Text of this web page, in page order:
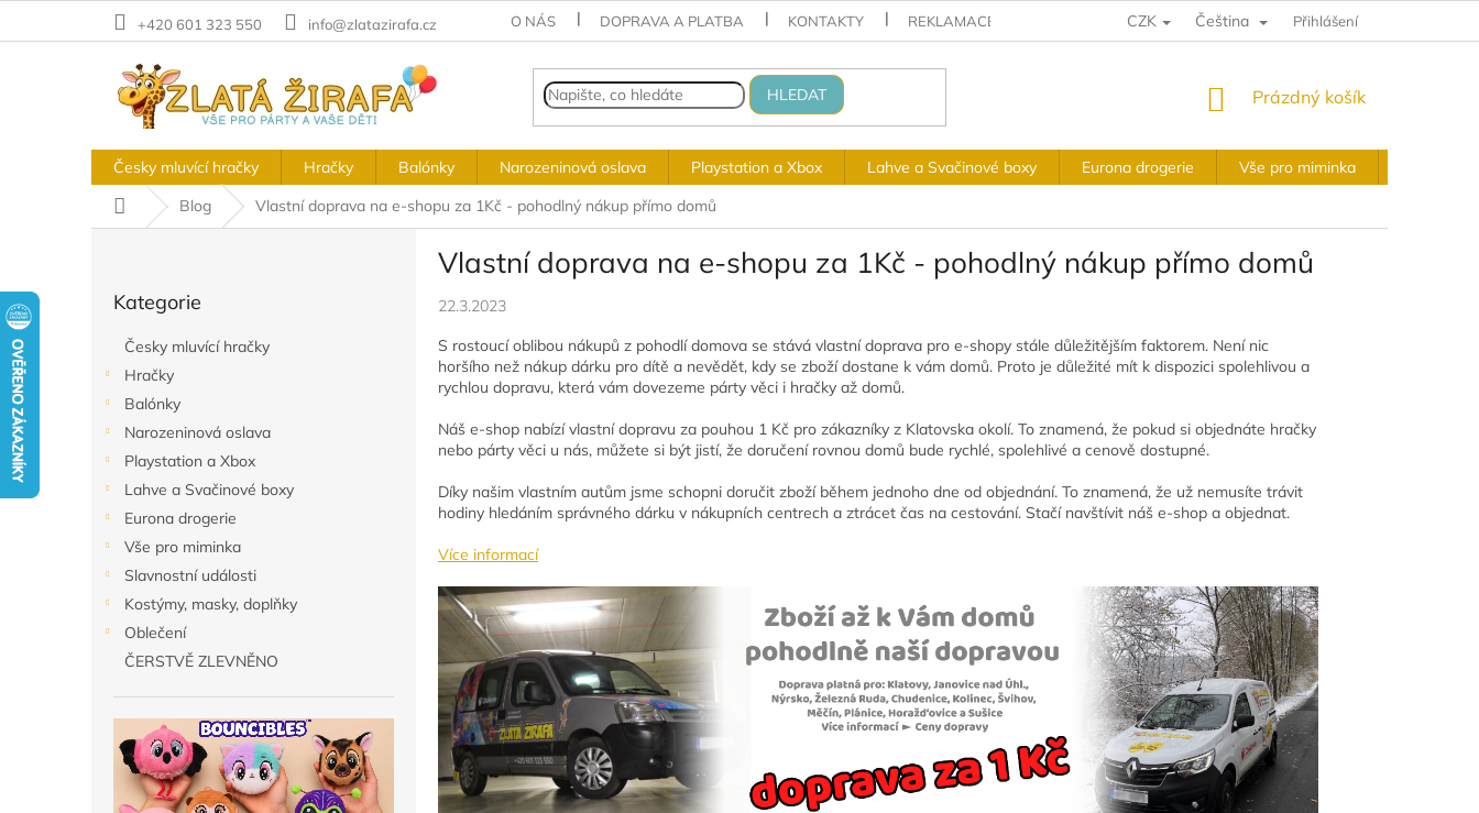
+420 601 323 550 info@zlatazirafa.cz O NÁS DOPRAVA A PLATBA KONTAKTY REKLAMACE A VRÁCENÍ VÝKUPNÍ PODMÍNKY OBCHODNÍ PODMÍNKY
CZK Čeština Přihlášení
HLEDAT
NÁKUPNÍ
Prázdný košík
Česky mluvící hračky Hračky Balónky Narozeninová oslava Playstation a Xbox Lahve a Svačinové boxy Eurona drogerie Vše pro miminka
Domů
Blog Vlastní doprava na e-shopu za 1Kč - pohodlný nákup přímo domů
kategorie
Kategorie
Česky mluvící hračky
Hračky
Balónky
Narozeninová oslava
Playstation a Xbox
Lahve a Svačinové boxy
Eurona drogerie
Vše pro miminka
Slavnostní události
Kostýmy, masky, doplňky
Oblečení
ČERSTVĚ ZLEVNĚNO
Vlastní doprava na e-shopu za 1Kč - pohodlný nákup přímo domů
22.3.2023
S rostoucí oblibou nákupů z pohodlí domova se stává vlastní doprava pro e-shopy stále důležitějším faktorem. Není nic
horšího než nákup dárku pro dítě a nevědět, kdy se zboží dostane k vám domů. Proto je důležité mít k dispozici spolehlivou a
rychlou dopravu, která vám dovezeme párty věci i hračky až domů.
Náš e-shop nabízí vlastní dopravu za pouhou 1 Kč pro zákazníky z Klatovska okolí. To znamená, že pokud si objednáte hračky
nebo párty věci u nás, můžete si být jistí, že doručení rovnou domů bude rychlé, spolehlivé a cenově dostupné.
Díky našim vlastním autům jsme schopni doručit zboží během jednoho dne od objednání. To znamená, že už nemusíte trávit
hodiny hledáním správného dárku v nákupních centrech a ztrácet čas na cestování. Stačí navštívit náš e-shop a objednat.
Více informací